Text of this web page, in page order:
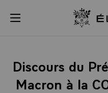
menu
Discours du
Macron à la
Panneau de gestion des